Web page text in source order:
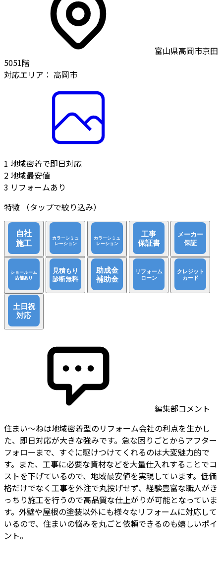
富山県高岡市京田
5051階
対応エリア： 高岡市
1 地域密着で即日対応
2地域最安値
3 リフォームあり
特徴
（タップで絞り込み）
編集部コメント
住まい〜ねは地域密着型のリフォーム会社の利点を生かし
た、即日対応が大きな強みです。急な困りごとからアフター
フォローまで、すぐに駆けつけてくれるのは大変魅力的で
す。また、工事に必要な資材などを大量仕入れすることでコ
ストを下げているので、地域最安値を実現しています。低価
格だけでなく工事を外注で丸投げせず、経験豊富な職人がき
っちり施工を行うので高品質な仕上がりが可能となっていま
す。外壁や屋根の塗装以外にも様々なリフォームに対応して
いるので、住まいの悩みを丸ごと依頼できるのも嬉しいポイ
ント。